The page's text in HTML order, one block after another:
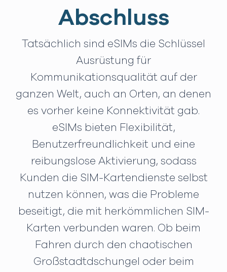
Abschluss
Tatsächlich sind eSIMs die Schlüssel
Ausrüstung für
Kommunikationsqualität auf der
ganzen Welt, auch an Orten, an denen
es vorher keine Konnektivität gab.
eSIMs bieten Flexibilität,
Benutzerfreundlichkeit und eine
reibungslose Aktivierung, sodass
Kunden die SIM-Kartendienste selbst
nutzen können, was die Probleme
beseitigt, die mit herkömmlichen SIM-
Karten verbunden waren. Ob beim
Fahren durch den chaotischen
Großstadtdschungel oder beim